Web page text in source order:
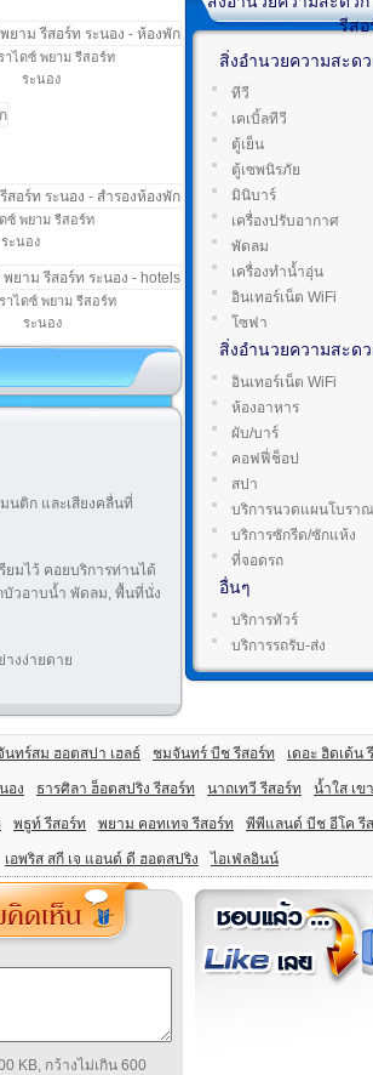
าไดซ์ พยาม รีสอร์ท
ระนอง
ซ์ พยาม รีสอร์ท
ระนอง
าไดซ์ พยาม รีสอร์ท
ระนอง
นติก และเสียงคลื่นที่
มไว้ คอยบริการท่านได้
บัวอาบน้ำ พัดลม, พื้นที่นั่ง
งง่ายดาย
รีสอ
สิ่งอำนวยความสะด
ทีวี
เคเบิ้ลทีวี
ตู้เย็น
ตู้เซพนิรภัย
มินิบาร์
เครื่องปรับอากาศ
พัดลม
เครื่องทำน้ำอุ่น
อินเทอร์เน็ต WiFi
โซฟา
สิ่งอำนวยความสะด
อินเทอร์เน็ต WiFi
ห้องอาหาร
ผับ/บาร์
คอฟฟี่ช็อป
สปา
บริการนวดแผนโบราณ
บริการซักรีด/ซักแห้ง
ที่จอดรถ
อื่นๆ
บริการทัวร์
บริการรถรับ-ส่ง
นทร์สม ฮอตสปา เฮลธ์ ชมจันทร์ บีช รีสอร์ท เดอะ ฮิดเด้น
อง ธารศิลา ฮ็อตสปริง รีสอร์ท นาถเทวี รีสอร์ท น้ำใส เข
พธูท์ รีสอร์ท พยาม คอทเทจ รีสอร์ท พีพีแลนด์ บีช อีโค รี
เอพริส สกี เจ แอนด์ ดี ฮอตสปริง ไอเฟ่ลอินน์
KB, กว้างไม่เกิน 600